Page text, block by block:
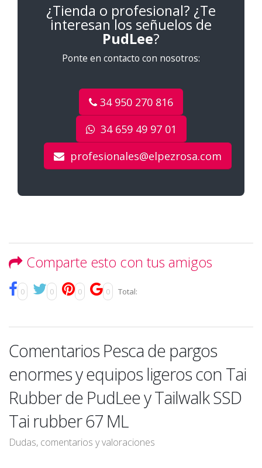
¿Tienda o profesional? ¿Te
interesan los señuelos de
PudLee?
Ponte en contacto con nosotros:
34 950 270 816
34 659 49 97 01
profesionales@elpezrosa.com
Comparte esto con tus amigos
0 0 0 0 Total:
Comentarios Pesca de pargos
enormes y equipos ligeros con Tai
Rubber de PudLee y Tailwalk SSD
Tai rubber 67 ML
Dudas, comentarios y valoraciones